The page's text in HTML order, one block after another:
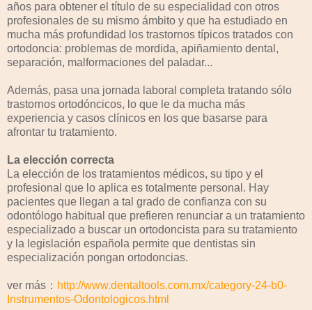
años para obtener el título de su especialidad con otros
profesionales de su mismo ámbito y que ha estudiado en
mucha más profundidad los trastornos típicos tratados con
ortodoncia: problemas de mordida, apiñamiento dental,
separación, malformaciones del paladar...
Además, pasa una jornada laboral completa tratando sólo
trastornos ortodóncicos, lo que le da mucha más
experiencia y casos clínicos en los que basarse para
afrontar tu tratamiento.
La elección correcta
La elección de los tratamientos médicos, su tipo y el
profesional que lo aplica es totalmente personal. Hay
pacientes que llegan a tal grado de confianza con su
odontólogo habitual que prefieren renunciar a un tratamiento
especializado a buscar un ortodoncista para su tratamiento
y la legislación española permite que dentistas sin
especialización pongan ortodoncias.
ver más： http://www.dentaltools.com.mx/category-24-b0-
Instrumentos-Odontologicos.html